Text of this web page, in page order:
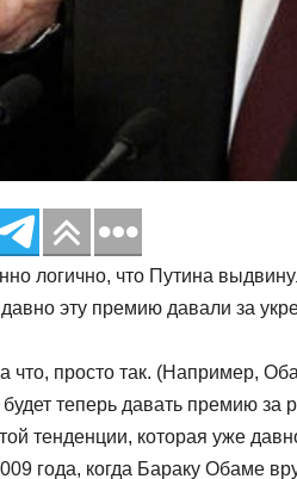
логично, что Путина
давно эту премию давали за
что, просто так. (Например,
теперь давать премию за
тенденции, которая уже
года, когда Бараку Обаме